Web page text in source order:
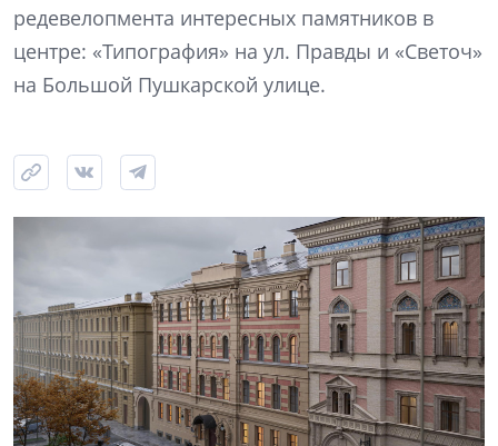
редевелопмента интересных памятников в
центре: «Типография» на ул. Правды и «Светоч»
на Большой Пушкарской улице.